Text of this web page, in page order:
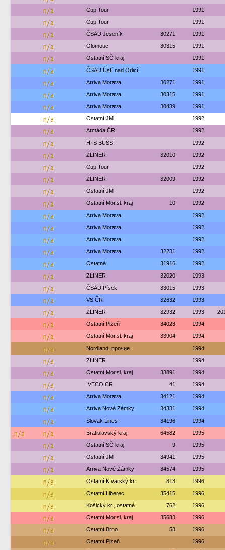
n/a Cup Tour 1991
n/a Cup Tour 1991
n/a ČSAD Jeseník 30271 1991
n/a Olomouc 30315 1991
n/a Ostatní SČ kraj 1991
n/a ČSAD Ústí nad Orlicí 1991
n/a Arriva Morava 30271 1991
n/a Arriva Morava 30315 1991
n/a Arriva Morava 30439 1991
n/a Ostatní JM 1992
n/a Armáda ČR 1992
n/a H+S BUSSI 1992
n/a ZLINER 32010 1992
n/a Cup Tour 1992
n/a ZLINER 32009 1992
n/a Ostatní JM 1992
n/a Ostatní Mor.sl. kraj 10 1992
n/a Arriva Morava 1992
n/a Arriva Morava 1992
n/a Arriva Morava 1992
n/a Arriva Morava 32231 1992
n/a Ostatné 31916 1992
n/a ZLINER 32020 1993
n/a ČSAD Písek 33015 1993
n/a VS ČR 32632 1993
n/a ZLINER 32932 1993
n/a Ostatní Plzeň 34023 1994
n/a Ostatní Mor.sl. kraj 33904 1994
n/a Nordland, прочие 1994
n/a ZLINER 1994
n/a Ostatní Mor.sl. kraj 33891 1994
n/a IVECO CR 41 1994
n/a Arriva Morava 34121 1994
n/a Arriva Nové Zámky 34331 1994
n/a Slovak Lines 34196 1994
n/a n/a Bratislavský kraj 64582 1995
n/a Ostatní SČ kraj 9 1995
n/a Ostatní JM 34941 1995
n/a Arriva Nové Zámky 34574 1995
n/a Ostatní K.varský kr. 813 1996
n/a Ostatní Liberec 35415 1996
n/a Košický kr., ostatné 762 1996
n/a Ostatní Mor.sl. kraj 35683 1996
n/a Ostatní Brno 58 1996
n/a Ostatní Plzeň 1996